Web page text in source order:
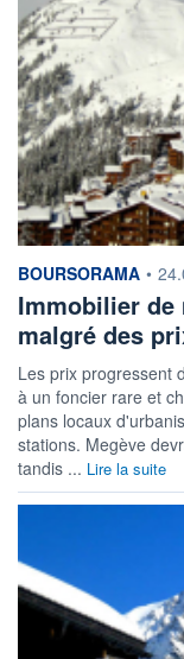
information fournie
BOURSORAMA •
Immobilier de
malgré des
Les prix progressent
à un foncier rare et
plans locaux
stations. Megève
tandis ... Lire la suite